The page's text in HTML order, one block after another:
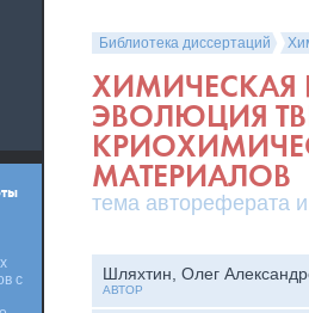
Библиотека диссертаций
ЭВОЛЮЦИЯ
МАТЕРИАЛОВ
тема автореферата
Шляхтин, Олег
АВТОР
с